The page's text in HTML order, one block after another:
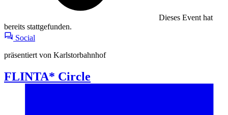
Dieses Event hat
bereits stattgefunden.
Social
präsentiert von Karlstorbahnhof
FLINTA* Circle